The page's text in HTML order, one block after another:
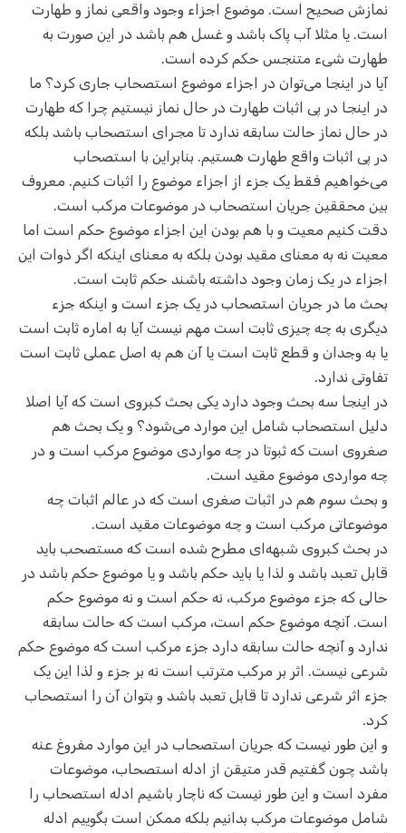
نمازش صحیح است. موضوع اجزاء وجود واقعی نماز و طهارت
است. یا مثلا آب پاک باشد و غسل هم باشد در این صورت به
طهارت شیء متنجس حکم کرده است.
آیا در اینجا می‌توان در اجزاء موضوع استصحاب جاری کرد؟ ما
در اینجا در پی اثبات طهارت در حال نماز نیستیم چرا که طهارت
در حال نماز حالت سابقه ندارد تا مجرای استصحاب باشد بلکه
در پی اثبات واقع طهارت هستیم. بنابراین با استصحاب
می‌خواهیم فقط یک جزء از اجزاء موضوع را اثبات کنیم. معروف
بین محققین جریان استصحاب در موضوعات مرکب است.
دقت کنیم معیت و با هم بودن این اجزاء موضوع حکم است اما
معیت نه به معنای مقید بودن بلکه به معنای اینکه اگر ذوات این
اجزاء در یک زمان وجود داشته باشند حکم ثابت است.
بحث ما در جریان استصحاب در یک جزء است و اینکه جزء
دیگری به چه چیزی ثابت است مهم نیست آیا به اماره ثابت است
یا به وجدان و قطع ثابت است یا آن هم به اصل عملی ثابت است
تفاوتی ندارد.
در اینجا سه بحث وجود دارد یکی بحث کبروی است که آیا اصلا
دلیل استصحاب شامل این موارد می‌شود؟ و یک بحث هم
صغروی است که ثبوتا در چه مواردی موضوع مرکب است و در
چه مواردی موضوع مقید است.
و بحث سوم هم در اثبات صغری است که در عالم اثبات چه
موضوعاتی مرکب است و چه موضوعات مقید است.
در بحث کبروی شبهه‌ای مطرح شده است که مستصحب باید
قابل تعبد باشد و لذا یا باید حکم باشد و یا موضوع حکم باشد در
حالی که جزء موضوع مرکب، نه حکم است و نه موضوع حکم
است. آنچه موضوع حکم است، مرکب است که حالت سابقه
ندارد و آنچه حالت سابقه دارد جزء مرکب است که موضوع حکم
شرعی نیست. اثر بر مرکب مترتب است نه بر جزء و لذا این یک
جزء اثر شرعی ندارد تا قابل تعبد باشد و بتوان آن را استصحاب
کرد.
و این طور نیست که جریان استصحاب در این موارد مفروغ عنه
باشد چون گفتیم قدر متیقن از ادله استصحاب، موضوعات
مفرد است و این طور نیست که ناچار باشیم ادله استصحاب را
شامل موضوعات مرکب بدانیم بلکه ممکن است بگوییم ادله